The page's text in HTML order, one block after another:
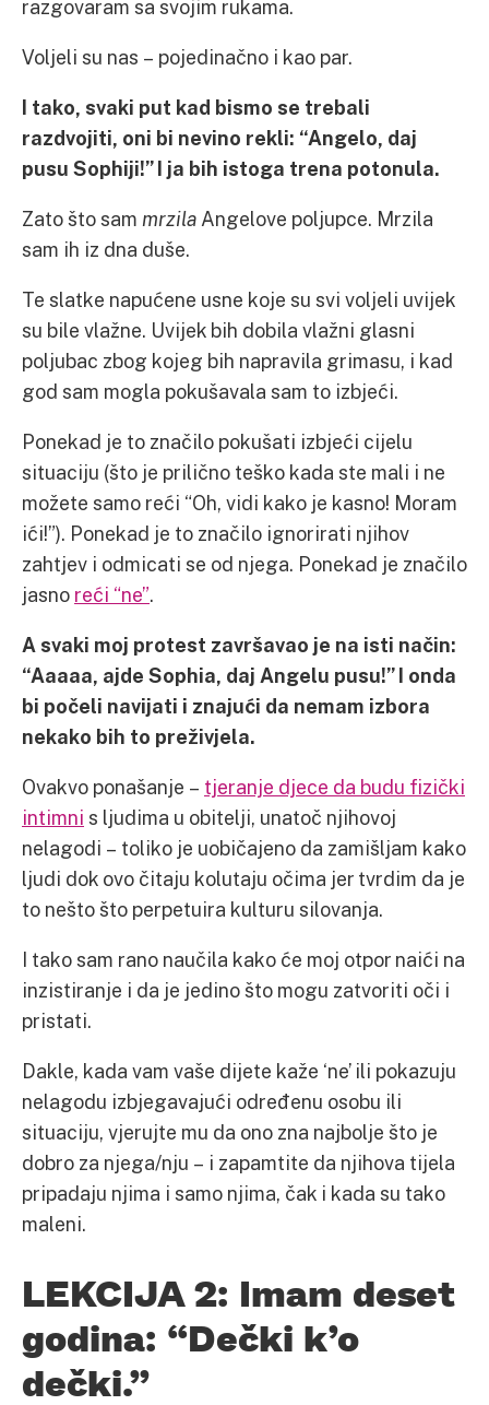
razgovaram sa svojim rukama.
Voljeli su nas – pojedinačno i kao par.
I tako, svaki put kad bismo se trebali
razdvojiti, oni bi nevino rekli: “Angelo, daj
pusu Sophiji!” I ja bih istoga trena potonula.
Zato što sam mrzila Angelove poljupce. Mrzila
sam ih iz dna duše.
Te slatke napućene usne koje su svi voljeli uvijek
su bile vlažne. Uvijek bih dobila vlažni glasni
poljubac zbog kojeg bih napravila grimasu, i kad
god sam mogla pokušavala sam to izbjeći.
Ponekad je to značilo pokušati izbjeći cijelu
situaciju (što je prilično teško kada ste mali i ne
možete samo reći “Oh, vidi kako je kasno! Moram
ići!”). Ponekad je to značilo ignorirati njihov
zahtjev i odmicati se od njega. Ponekad je značilo
jasno reći “ne”.
A svaki moj protest završavao je na isti način:
“Aaaaa, ajde Sophia, daj Angelu pusu!” I onda
bi počeli navijati i znajući da nemam izbora
nekako bih to preživjela.
Ovakvo ponašanje – tjeranje djece da budu fizički
intimni s ljudima u obitelji, unatoč njihovoj
nelagodi – toliko je uobičajeno da zamišljam kako
ljudi dok ovo čitaju kolutaju očima jer tvrdim da je
to nešto što perpetuira kulturu silovanja.
I tako sam rano naučila kako će moj otpor naići na
inzistiranje i da je jedino što mogu zatvoriti oči i
pristati.
Dakle, kada vam vaše dijete kaže ‘ne’ ili pokazuju
nelagodu izbjegavajući određenu osobu ili
situaciju, vjerujte mu da ono zna najbolje što je
dobro za njega/nju – i zapamtite da njihova tijela
pripadaju njima i samo njima, čak i kada su tako
maleni.
LEKCIJA 2: Imam deset
godina: “Dečki k’o
dečki.”